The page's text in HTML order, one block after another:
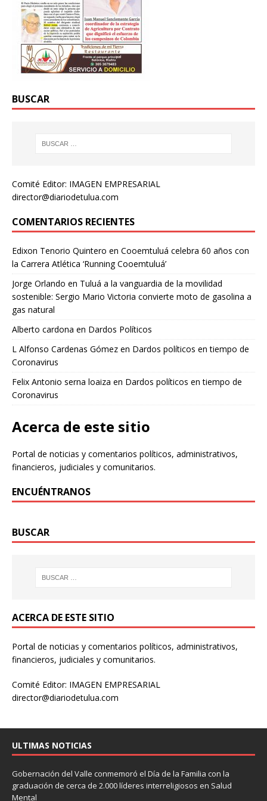
BUSCAR
Comité Editor: IMAGEN EMPRESARIAL
director@diariodetulua.com
COMENTARIOS RECIENTES
Edixon Tenorio Quintero en Cooemtuluá celebra 60 años con
la Carrera Atlética ‘Running Cooemtuluá’
Jorge Orlando en Tuluá a la vanguardia de la movilidad
sostenible: Sergio Mario Victoria convierte moto de gasolina a
gas natural
Alberto cardona en Dardos Políticos
L Alfonso Cardenas Gómez en Dardos políticos en tiempo de
Coronavirus
Felix Antonio serna loaiza en Dardos políticos en tiempo de
Coronavirus
Acerca de este sitio
Portal de noticias y comentarios políticos, administrativos,
financieros, judiciales y comunitarios.
ENCUÉNTRANOS
BUSCAR
ACERCA DE ESTE SITIO
Portal de noticias y comentarios políticos, administrativos,
financieros, judiciales y comunitarios.
Comité Editor: IMAGEN EMPRESARIAL
director@diariodetulua.com
ULTIMAS NOTICIAS
Gobernación del Valle conmemoró el Día de la Familia con la
graduación de cerca de 2.000 líderes interreligiosos en Salud
Mental